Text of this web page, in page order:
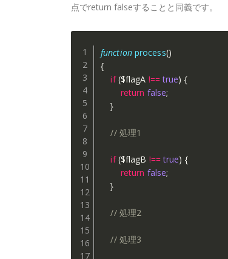
点でreturn falseすることと同義です。
function process()
{
if ($flagA !== true) {
return false;
}
// 処理1
if ($flagB !== true) {
return false;
}
// 処理2
// 処理3